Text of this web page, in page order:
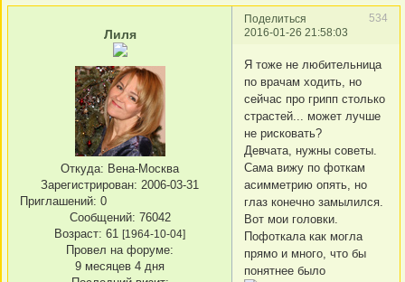
Поделиться
534
2016-01-26 21:58:03
Лиля
Откуда: Вена-Москва
Зарегистрирован: 2006-03-31
Приглашений: 0
Сообщений: 76042
Возраст: 61 [1964-10-04]
Провел на форуме:
9 месяцев 4 дня
Я тоже не любительница
по врачам ходить, но
сейчас про грипп столько
страстей... может лучше
не рисковать?
Девчата, нужны советы.
Сама вижу по фоткам
асимметрию опять, но
глаз конечно замылился.
Вот мои головки.
Пофоткала как могла
прямо и много, что бы
понятнее было